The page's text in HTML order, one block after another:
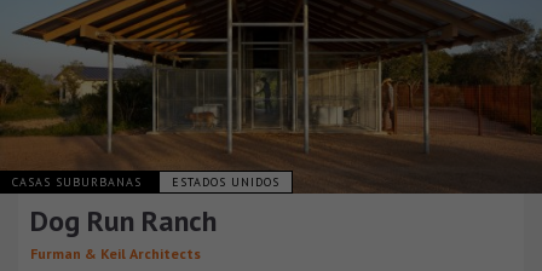
CASAS SUBURBANAS ESTADOS UNIDOS
Dog Run Ranch
Furman & Keil Architects